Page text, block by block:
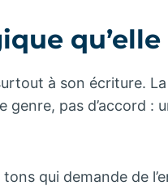
qu’elle
à son écriture.
pas d’accord :
qui demande de